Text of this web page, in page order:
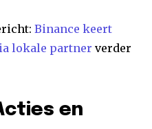
Binance keert
lokale partner verder
en